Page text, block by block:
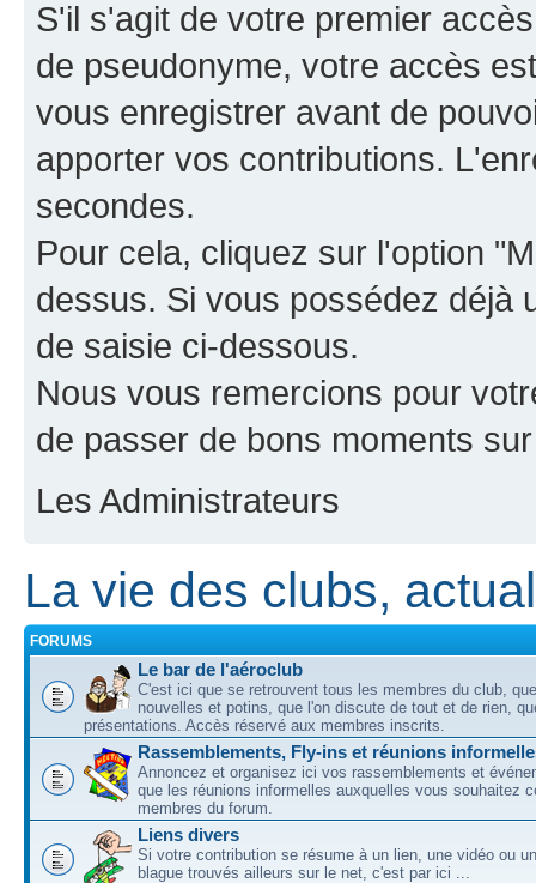
S'il s'agit de votre premier
de pseudonyme, votre accès
vous enregistrer avant de
apporter vos contributions.
secondes.
Pour cela, cliquez sur l'option
dessus. Si vous possédez déjà
de saisie ci-dessous.
Nous vous remercions pour
de passer de bons moments
Les Administrateurs
La vie des clubs,
FORUMS
Le bar de l'aéroclub
C'est ici que se retrouvent tous les membres du club,
nouvelles et potins, que l'on discute de tout et de rien,
présentations. Accès réservé aux membres inscrits.
Rassemblements, Fly-ins et réunions
Annoncez et organisez ici vos rassemblements et
que les réunions informelles auxquelles vous souhaitez
membres du forum.
Liens divers
Si votre contribution se résume à un lien, une vidéo ou
blague trouvés ailleurs sur le net, c'est par ici ...